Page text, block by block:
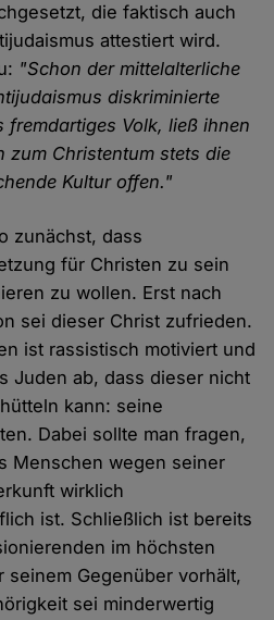
die faktisch auch
attestiert wird.
"Schon der mittelalterliche
diskriminierte
Volk, ließ ihnen
zum Christentum stets die
Kultur offen."
zunächst, dass
für Christen zu sein
zu wollen. Erst nach
sei dieser Christ zufrieden.
ist rassistisch motiviert und
Juden ab, dass dieser nicht
kann: seine
Dabei sollte man fragen,
Menschen wegen seiner
wirklich
ist. Schließlich ist bereits
im höchsten
seinem Gegenüber vorhält,
sei minderwertig